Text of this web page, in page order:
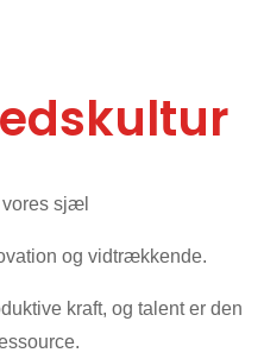
sjæl
og vidtrækkende.
kraft, og talent er den